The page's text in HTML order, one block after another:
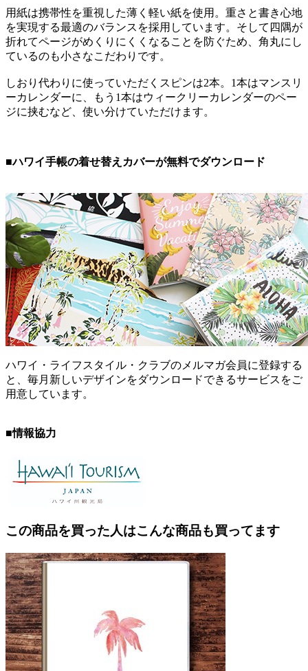
用紙は携帯性を重視した薄く軽い紙を使用。重さと書き心地
を実現する最適のバランスを採用しています。そして四隅が
折れてページがめくりにくくなることを防ぐため、角丸にし
ているのも小さなこだわりです。
しおり代わりに使っていただくスピンは2本。1本はマンスリ
ーカレンダーに、もう1本はウィークリーカレンダーのペー
ジに挟むなど、使い分けていただけます。
■ハワイ手帳の着せ替えカバーが無料でダウンロード
ハワイ・ライフスタイル・クラブのメルマガ会員に登録する
と、毎月新しいデザインをダウンロードできるサービスをご
用意しています。
■情報協力
この商品を買った人はこんな商品も買ってます